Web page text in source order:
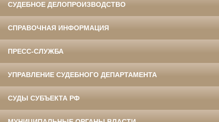
СУДЕБНОЕ ДЕЛОПРОИЗВОДСТВО
СПРАВОЧНАЯ ИНФОРМАЦИЯ
ПРЕСС-СЛУЖБА
УПРАВЛЕНИЕ СУДЕБНОГО ДЕПАРТАМЕНТА
СУДЫ СУБЪЕКТА РФ